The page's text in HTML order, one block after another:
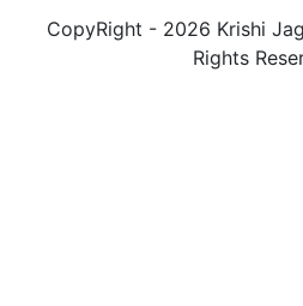
CopyRight - 2026 Krishi
Rights